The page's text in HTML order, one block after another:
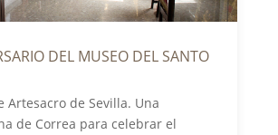
DEL MUSEO DEL SANTO
Artesacro de Sevilla. Una
de Correa para celebrar el